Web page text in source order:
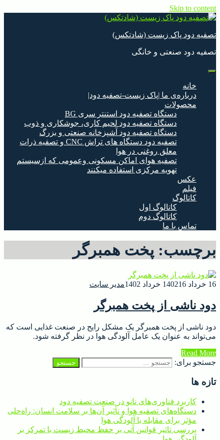
Skip to content
تصفیه دود پاک زیست (شادتکس)
تصفیه دود صنعتی و خانگی
خانه
درباره‌ی ما |پاک زیست-تصفیه دود|
محصولات
دستگاه تصفیه دود استنتر سری BG
دستگاه تصفیه دود لحیم کاری، جوشکاری و ذوب
دستگاه تصفیه دود آشپزخانه صنعتی و بزرگ
تصفیه دود دستگاه های تراش CNC و تصفیه ذرات
معلق روغنی در هوا
تصفیه هوای اماکن مسکونی وعمومی که ازسیستم
تهویه مرکزی استفاده میکنند
عکس
فیلم
کاتالوگ
کاتالوگ اول
کاتالوگ دوم
تماس با ما
برچسب: پخت همبرگر
16 خرداد 1402 16 خرداد 1402 مدیر سایت
دود ناشی از پخت همبرگر
دود ناشی از پخت همبرگر یک مشکل رایج در صنعت غذایی است که
می‌تواند به عنوان یک عامل آلودگی هوا در نظر گرفته شود.
Read More
جستجو برای:
تازه ها
کاربرد فناوری‌های نانو در صنعت تصفیه دود
دستگاه‌های تصفیه هوا و تأثیر آن‌ها بر سلامت انسان: راه‌حلی
مؤثر برای مقابله با آلودگی هوا
بررسی تاثیر قوانین آتی بر حفظ محیط زیست با تمرکز بر